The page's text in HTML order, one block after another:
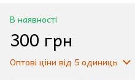
В наявності
300 грн
Оптові ціни від 5 одиниць